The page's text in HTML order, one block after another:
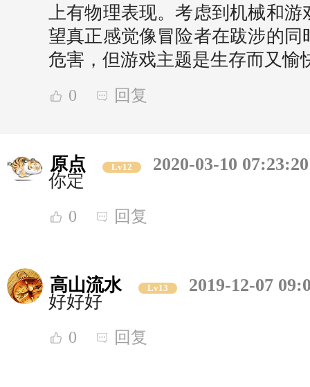
上有物理表现。考虑到机械和
望真正感觉像冒险者在跋涉的
危害，但游戏主题是生存而又愉
0 回复
原点 Lv12
2020-03-10 07:23:20
你定
0 回复
高山流水 Lv13
2019-12-07
好好好
0 回复